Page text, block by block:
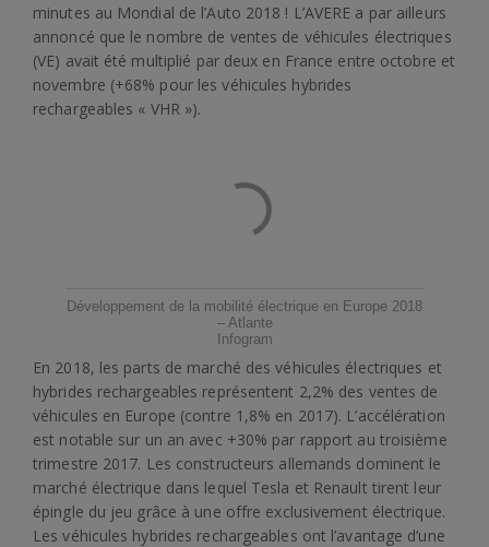
minutes au Mondial de l’Auto 2018 ! L’AVERE a par ailleurs
annoncé que le nombre de ventes de véhicules électriques
(VE) avait été multiplié par deux en France entre octobre et
novembre (+68% pour les véhicules hybrides
rechargeables « VHR »).
Développement de la mobilité électrique en Europe 2018
– Atlante
Infogram
En 2018, les parts de marché des véhicules électriques et
hybrides rechargeables représentent 2,2% des ventes de
véhicules en Europe (contre 1,8% en 2017). L’accélération
est notable sur un an avec +30% par rapport au troisième
trimestre 2017. Les constructeurs allemands dominent le
marché électrique dans lequel Tesla et Renault tirent leur
épingle du jeu grâce à une offre exclusivement électrique.
Les véhicules hybrides rechargeables ont l’avantage d’une